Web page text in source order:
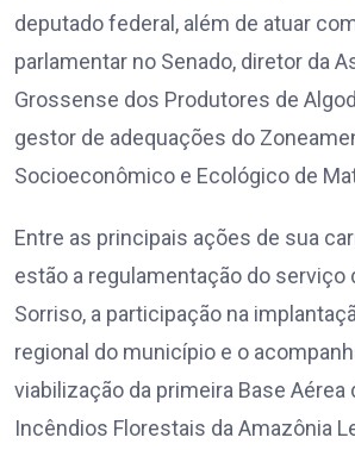
deputado federal, além de atuar
parlamentar no Senado, diretor da
Grossense dos Produtores de
gestor de adequações do
Socioeconômico e Ecológico de
Entre as principais ações de sua
estão a regulamentação do serviço
Sorriso, a participação na
regional do município e o
viabilização da primeira Base Aérea
Incêndios Florestais da Amazônia